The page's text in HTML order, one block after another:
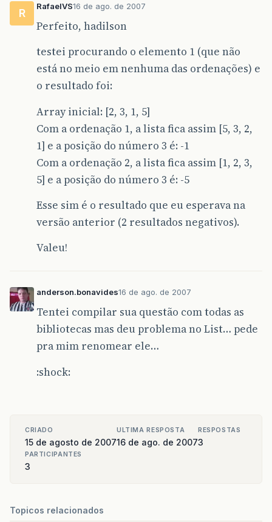
R
RafaelVS16 de ago. de 2007
Perfeito, hadilson
testei procurando o elemento 1 (que não
está no meio em nenhuma das ordenações) e
o resultado foi:
Array inicial: [2, 3, 1, 5]
Com a ordenação 1, a lista fica assim [5, 3, 2,
1] e a posição do número 3 é: -1
Com a ordenação 2, a lista fica assim [1, 2, 3,
5] e a posição do número 3 é: -5
Esse sim é o resultado que eu esperava na
versão anterior (2 resultados negativos).
Valeu!
anderson.bonavides16 de ago. de 2007
Tentei compilar sua questão com todas as
bibliotecas mas deu problema no List… pede
pra mim renomear ele…
:shock:
CRIADO
15 de agosto de 2007
ULTIMA RESPOSTA
16 de ago. de 2007
RESPOSTAS
3
PARTICIPANTES
3
Topicos relacionados